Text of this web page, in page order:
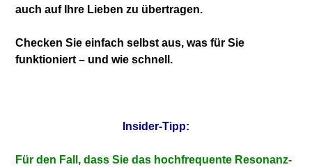
auch auf Ihre Lieben zu übertragen.
Checken Sie einfach selbst aus, was für Sie
funktioniert – und wie schnell.
Insider-Tipp:
Für den Fall, dass Sie das hochfrequente Resonanz-